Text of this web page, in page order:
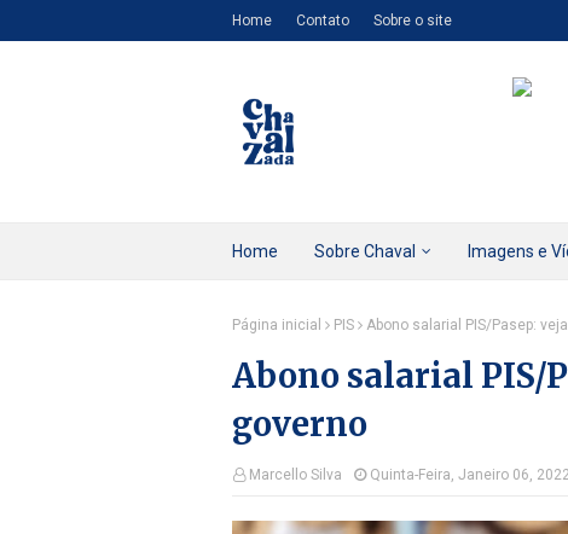
Home Contato Sobre o site
Home Sobre Chaval Imagens e
Página inicial PIS Abono salarial PIS/Pasep:
Abono salarial PIS/
governo
Marcello Silva Quinta-Feira, Janeiro 06,